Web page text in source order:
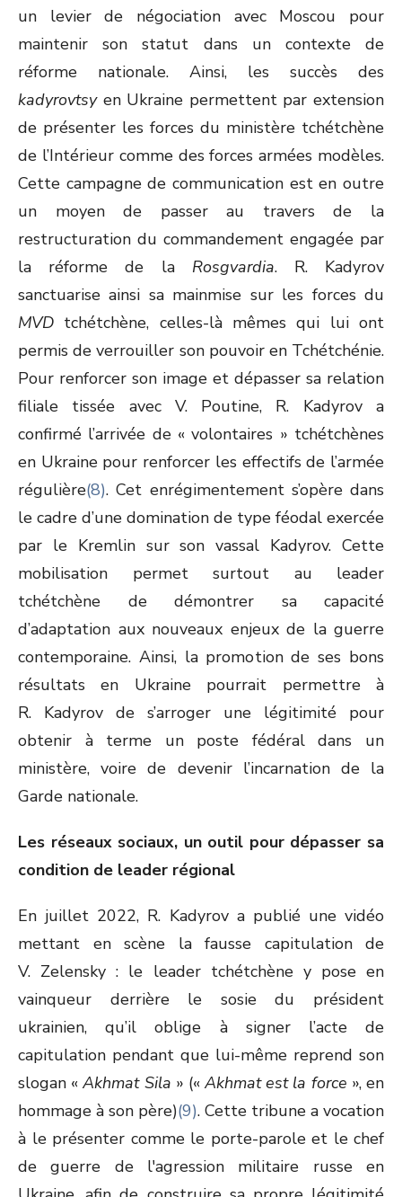
un levier de négociation avec Moscou pour
maintenir son statut dans un contexte de
réforme nationale. Ainsi, les succès des
kadyrovtsyen Ukraine permettent par extension
de présenter les forces du ministère tchétchène
de l’Intérieur comme des forces armées modèles.
Cette campagne de communication est en outre
un moyen de passer au travers de la
restructuration du commandement engagée par
la réforme de la Rosgvardia. R. Kadyrov
sanctuarise ainsi sa mainmise sur les forces du
MVD tchétchène, celles-là mêmes qui lui ont
permis de verrouiller son pouvoir en Tchétchénie.
Pour renforcer son image et dépasser sa relation
filiale tissée avec V. Poutine, R. Kadyrov a
confirmé l’arrivée de « volontaires » tchétchènes
en Ukraine pour renforcer les effectifs de l’armée
régulière(8). Cet enrégimentement s’opère dans
le cadre d’une domination de type féodal exercée
par le Kremlin sur son vassal Kadyrov. Cette
mobilisation permet surtout au leader
tchétchène de démontrer sa capacité
d’adaptation aux nouveaux enjeux de la guerre
contemporaine. Ainsi, la promotion de ses bons
résultats en Ukraine pourrait permettre à
R. Kadyrov de s’arroger une légitimité pour
obtenir à terme un poste fédéral dans un
ministère, voire de devenir l’incarnation de la
Garde nationale.
Les réseaux sociaux, un outil pour dépasser sa
condition de leader régional
En juillet 2022, R. Kadyrov a publié une vidéo
mettant en scène la fausse capitulation de
V. Zelensky : le leader tchétchène y pose en
vainqueur derrière le sosie du président
ukrainien, qu’il oblige à signer l’acte de
capitulation pendant que lui-même reprend son
slogan «Akhmat Sila » («Akhmat est la force », en
hommage à son père)(9). Cette tribune a vocation
à le présenter comme le porte-parole et le chef
de guerre de l'agression militaire russe en